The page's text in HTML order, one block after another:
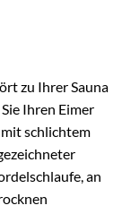
zu Ihrer Sauna
Ihren Eimer
schlichtem
an